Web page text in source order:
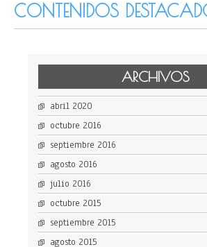
CONTENIDOS
ARCHIVOS
abril 2020
octubre 2016
septiembre 2016
agosto 2016
julio 2016
octubre 2015
septiembre 2015
agosto 2015